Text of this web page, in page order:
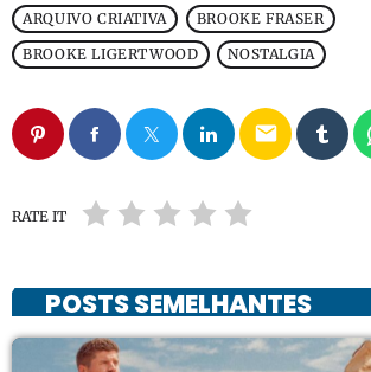
ARQUIVO CRIATIVA
BROOKE FRASER
BROOKE LIGERTWOOD
NOSTALGIA
email
RATE IT
POSTS SEMELHANTES